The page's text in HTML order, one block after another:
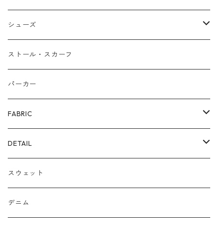
バングル
ピアス/イヤリング
リング
本革
布帛
カゴ
ファー
ECOレザー/ファー/ムートン
シューズ
サンダル/ミュール
スニーカー/カジュアルシューズ
パンプス/綺麗めシューズ
ブーツ
ストール・スカーフ
パーカー
FABRIC
裏毛スウェット
爆暖フリース裏起毛
ボア
DETAIL
ロゴ
前後２WAY
スウェット
デニム